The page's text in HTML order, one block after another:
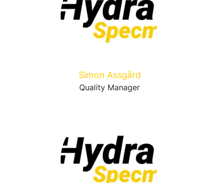
Simon Assgård
Quality Manager